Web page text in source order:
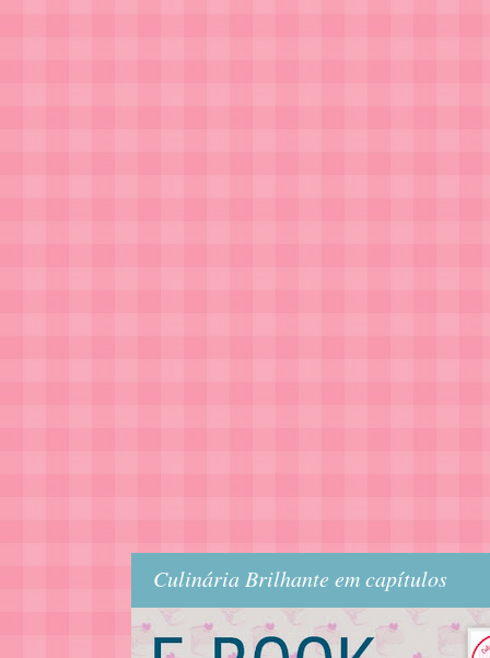
Culinária Brilhante em capítulos